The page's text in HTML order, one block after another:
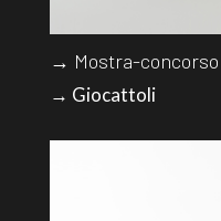
→ Mostra-concorso
→ Giocattoli